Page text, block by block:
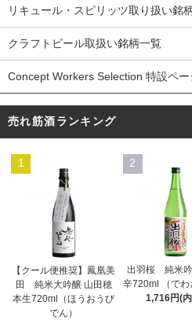
リキュール・スピリッツ取り扱い銘
クラフトビール取扱い銘柄一覧
Concept Workers Selection 特設ペー
売れ筋酒ランキング
1
【クール便推奨】鳳凰美
田 純米大吟醸 山田穂
本生720ml（ほうおうび
でん）
2
出羽桜 純米吟
辛720ml （でわ
1,716円(